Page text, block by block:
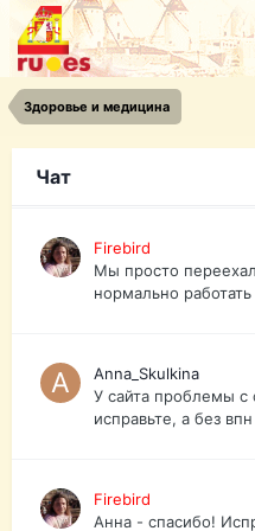
Здоровье и медицина
Чат
Телеграмм
Firebird
Друзья - из России
Firebird
Мы просто
нормально работать
Anna_Skulkina
У сайта проблемы с
исправьте, а без
Firebird
Анна - спасибо!